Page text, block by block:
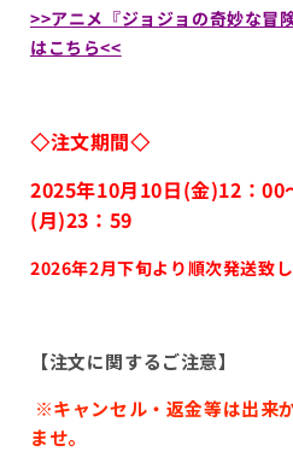
>>アニメ『ジョジョの奇妙な冒
はこちら<<
◇注文期間◇
2025年10月10日(金)12：00
(月)23：59
2026年2月下旬より順次発送致し
【注文に関するご注意】
※キャンセル・返金等は出来
ませ。